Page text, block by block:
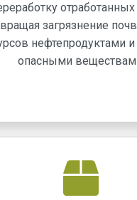
загрязнение
нефтепродуктами
опасными